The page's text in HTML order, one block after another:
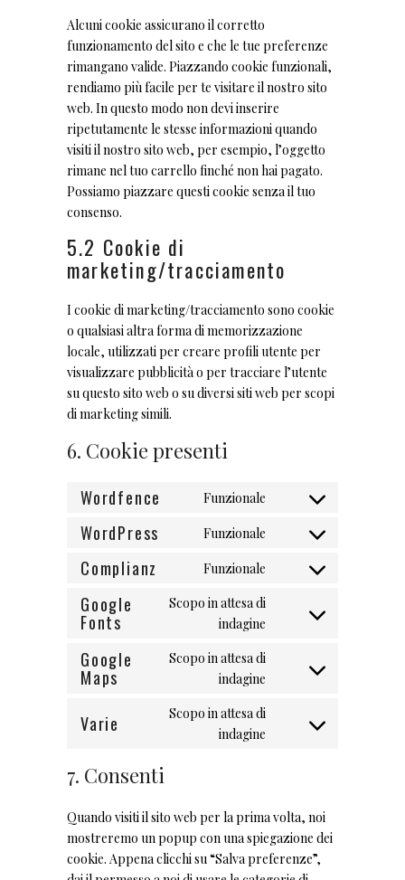
Alcuni cookie assicurano il corretto
funzionamento del sito e che le tue preferenze
rimangano valide. Piazzando cookie funzionali,
rendiamo più facile per te visitare il nostro sito
web. In questo modo non devi inserire
ripetutamente le stesse informazioni quando
visiti il nostro sito web, per esempio, l’oggetto
rimane nel tuo carrello finché non hai pagato.
Possiamo piazzare questi cookie senza il tuo
consenso.
5.2 Cookie di
marketing/tracciamento
I cookie di marketing/tracciamento sono cookie
o qualsiasi altra forma di memorizzazione
locale, utilizzati per creare profili utente per
visualizzare pubblicità o per tracciare l’utente
su questo sito web o su diversi siti web per scopi
di marketing simili.
6. Cookie presenti
Wordfence Funzionale
Consent
wordfence
WordPress Funzionale
Consent
Complianz Funzionale
Consent
service
Google
Fonts
Scopo in attesa di
indagine
Consent
service
Google
Maps
Scopo in attesa di
indagine
Consent
service
Varie
Scopo in attesa di
indagine
Consent
7. Consenti
Quando visiti il sito web per la prima volta, noi
mostreremo un popup con una spiegazione dei
cookie. Appena clicchi su “Salva preferenze”,